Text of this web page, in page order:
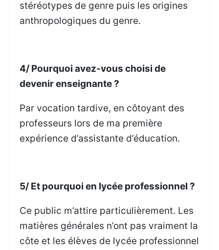
stéréotypes de genre puis les origines
anthropologiques du genre.
4/ Pourquoi avez-vous choisi de
devenir enseignante ?
Par vocation tardive, en côtoyant des
professeurs lors de ma première
expérience d’assistante d’éducation.
5/ Et pourquoi en lycée professionnel ?
Ce public m’attire particulièrement. Les
matières générales n’ont pas vraiment la
côte et les élèves de lycée professionnel